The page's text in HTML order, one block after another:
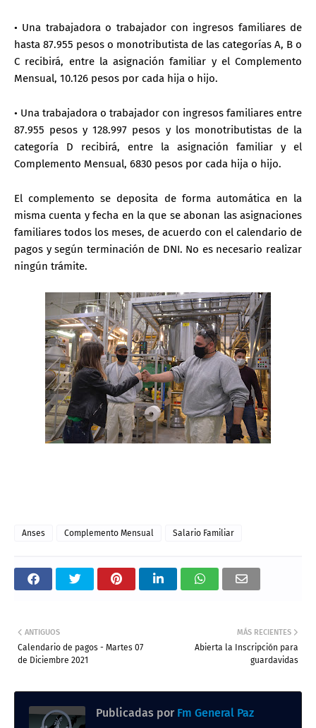
• Una trabajadora o trabajador con ingresos familiares de
hasta 87.955 pesos o monotributista de las categorías A, B o
C recibirá, entre la asignación familiar y el Complemento
Mensual, 10.126 pesos por cada hija o hijo.
• Una trabajadora o trabajador con ingresos familiares entre
87.955 pesos y 128.997 pesos y los monotributistas de la
categoría D recibirá, entre la asignación familiar y el
Complemento Mensual, 6830 pesos por cada hija o hijo.
El complemento se deposita de forma automática en la
misma cuenta y fecha en la que se abonan las asignaciones
familiares todos los meses, de acuerdo con el calendario de
pagos y según terminación de DNI. No es necesario realizar
ningún trámite.
Anses Complemento Mensual Salario Familiar
MÁS RECIENTES
Abierta la Inscripción para
guardavidas
ANTIGUOS
Calendario de pagos - Martes 07
de Diciembre 2021
Publicadas por Fm General Paz